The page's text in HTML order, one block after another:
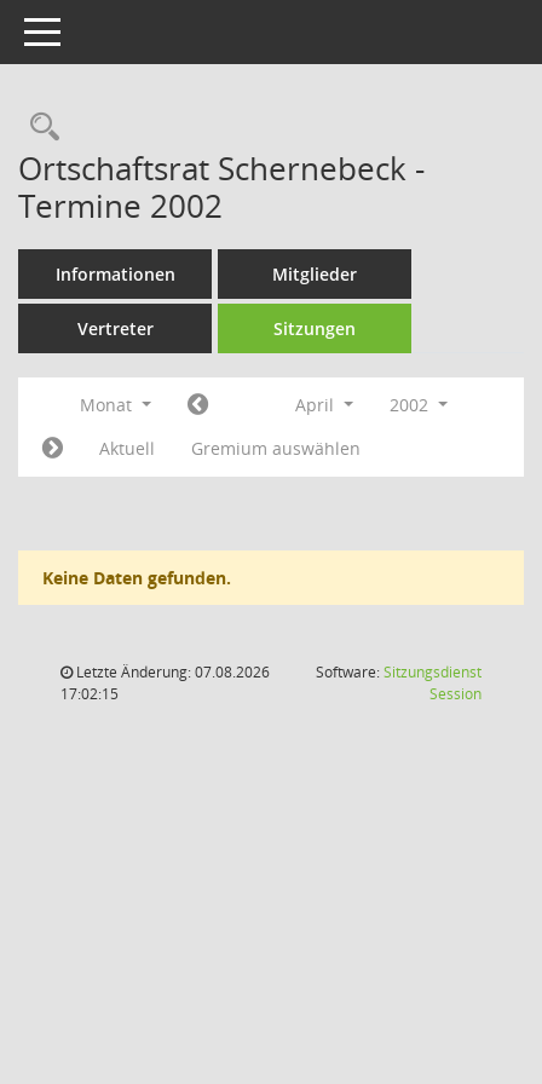
Toggle navigation
Rechercheauswahl
Ortschaftsrat Schernebeck -
Termine 2002
Informationen Mitglieder
Vertreter Sitzungen
Monat April
2002
Aktuell
Gremium auswählen
Keine Daten gefunden.
Letzte Änderung: 07.08.2026
17:02:15
Software:Sitzungsdienst
Session(Wird in